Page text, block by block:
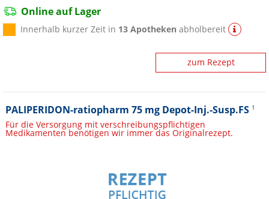
Online auf Lager
Innerhalb kurzer Zeit in 13 Apotheken abholbereit
zum Rezept
PALIPERIDON-ratiopharm 75 mg Depot-Inj.-Susp.FS 1
Für die Versorgung mit verschreibungspflichtigen
Medikamenten benötigen wir immer das Originalrezept.